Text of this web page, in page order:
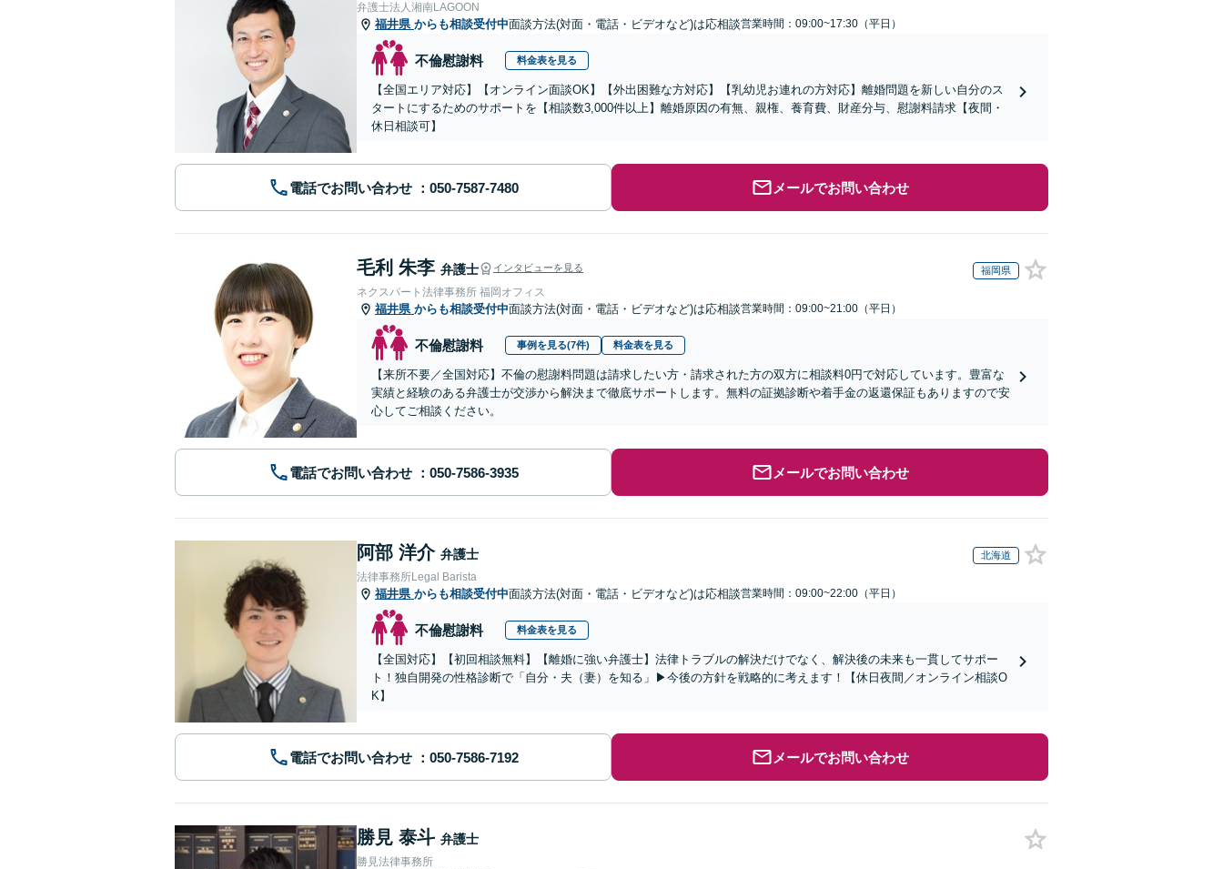
弁護士法人湘南LAGOON
福井県 からも相談受付中面談方法(対面・電話・ビデオなど)は応相談営業時間：09:00~17:30（平日）
不倫慰謝料 料金表を見る
【全国エリア対応】【オンライン面談OK】【外出困難な方対応】【乳幼児お連れの方対応】離婚問題を新しい自分のス
タートにするためのサポートを【相談数3,000件以上】離婚原因の有無、親権、養育費、財産分与、慰謝料請求【夜間・
休日相談可】
電話でお問い合わせ メールでお問い合わせ
毛利 朱李 弁護士 インタビューを見る 福岡県
ネクスパート法律事務所 福岡オフィス
福井県 からも相談受付中面談方法(対面・電話・ビデオなど)は応相談営業時間：09:00~21:00（平日）
不倫慰謝料 事例を見る(7件) 料金表を見る
【来所不要／全国対応】不倫の慰謝料問題は請求したい方・請求された方の双方に相談料0円で対応しています。豊富な
実績と経験のある弁護士が交渉から解決まで徹底サポートします。無料の証拠診断や着手金の返還保証もありますので安
心してご相談ください。
電話でお問い合わせ メールでお問い合わせ
阿部 洋介 弁護士 北海道
法律事務所Legal Barista
福井県 からも相談受付中面談方法(対面・電話・ビデオなど)は応相談営業時間：09:00~22:00（平日）
不倫慰謝料 料金表を見る
【全国対応】【初回相談無料】【離婚に強い弁護士】法律トラブルの解決だけでなく、解決後の未来も一貫してサポー
ト！独自開発の性格診断で「自分・夫（妻）を知る」▶︎今後の方針を戦略的に考えます！【休日夜間／オンライン相談O
K】
電話でお問い合わせ メールでお問い合わせ
勝見 泰斗 弁護士
勝見法律事務所